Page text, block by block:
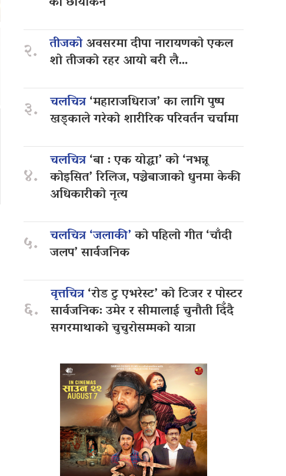
२. तीजकोअवसरमा दीपा नारायणको एकल
शो तीजको रहर आयो बरी लै…
३. चलचित्र‘महाराजधिराज’ का लागि पुष्प
खड्काले गरेको शारीरिक परिवर्तन चर्चामा
४.
चलचित्र‘बा : एक योद्धा’ को ‘नभन्नू
कोइसित’ रिलिज, पञ्चेबाजाको धुनमा केकी
अधिकारीको नृत्य
५. चलचित्र ‘जलाकी’को पहिलो गीत ‘चाँदी
जलप’ सार्वजनिक
६.
वृत्तचित्र‘रोड टु एभरेस्ट’ को टिजर र पोस्टर
सार्वजनिक: उमेर र सीमालाई चुनौती दिँदै
सगरमाथाको चुचुरोसम्मको यात्रा